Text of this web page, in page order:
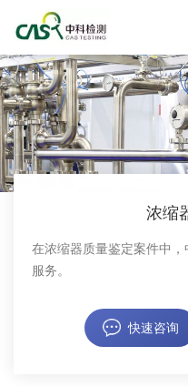
浓缩
在浓缩器质量鉴定案件中
服务。
快速咨询